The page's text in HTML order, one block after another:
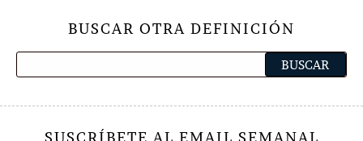
BUSCAR OTRA DEFINICIÓN